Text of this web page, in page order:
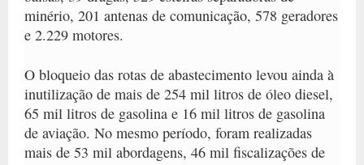
minério, 201 antenas de comunicação, 578 geradores
e 2.229 motores.
O bloqueio das rotas de abastecimento levou ainda à
inutilização de mais de 254 mil litros de óleo diesel,
65 mil litros de gasolina e 16 mil litros de gasolina
de aviação. No mesmo período, foram realizadas
mais de 53 mil abordagens, 46 mil fiscalizações de